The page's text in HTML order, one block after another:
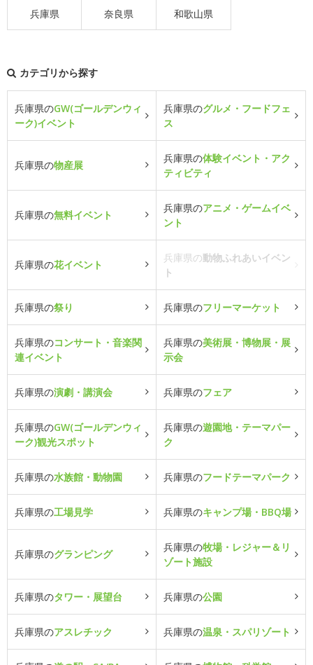
兵庫県 奈良県 和歌山県
カテゴリから探す
兵庫県のGW(ゴールデンウィ
ーク)イベント
兵庫県のグルメ・フードフェ
ス
兵庫県の物産展
兵庫県の体験イベント・アク
ティビティ
兵庫県の無料イベント
兵庫県のアニメ・ゲームイベ
ント
兵庫県の花イベント
兵庫県の動物ふれあいイベン
ト
兵庫県の祭り 兵庫県のフリーマーケット
兵庫県のコンサート・音楽関
連イベント
兵庫県の美術展・博物展・展
示会
兵庫県の演劇・講演会 兵庫県のフェア
兵庫県のGW(ゴールデンウィ
ーク)観光スポット
兵庫県の遊園地・テーマパー
ク
兵庫県の水族館・動物園 兵庫県のフードテーマパーク
兵庫県の工場見学 兵庫県のキャンプ場・BBQ場
兵庫県のグランピング
兵庫県の牧場・レジャー＆リ
ゾート施設
兵庫県のタワー・展望台 兵庫県の公園
兵庫県のアスレチック 兵庫県の温泉・スパリゾート